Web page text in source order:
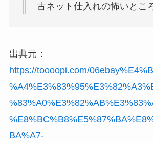
古ネット仕入れの怖いとこ
出典元：
https://toooopi.com/
BA%A7-